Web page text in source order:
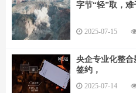
字节“轻”取，难
2025-07-15
央企专业化整合
签约，
2025-07-14